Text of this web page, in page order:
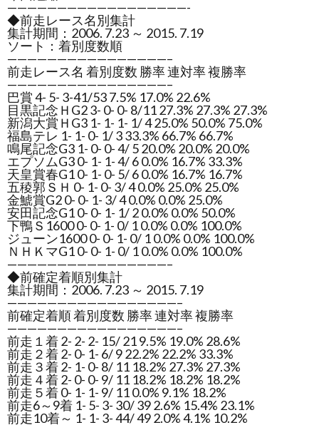
——————————————————-
◆前走レース名別集計
集計期間：2006. 7.23 ～ 2015. 7.19
ソート：着別度数順
————————————————–
前走レース名 着別度数 勝率 連対率 複勝率
————————————————–
巴賞 4- 5- 3-41/53 7.5% 17.0% 22.6%
目黒記念ＨG2 3- 0- 0- 8/11 27.3% 27.3% 27.3%
新潟大賞ＨG3 1- 1- 1- 1/ 4 25.0% 50.0% 75.0%
福島テレ 1- 1- 0- 1/ 3 33.3% 66.7% 66.7%
鳴尾記念G3 1- 0- 0- 4/ 5 20.0% 20.0% 20.0%
エプソムG3 0- 1- 1- 4/ 6 0.0% 16.7% 33.3%
天皇賞春G1 0- 1- 0- 5/ 6 0.0% 16.7% 16.7%
五稜郭ＳＨ 0- 1- 0- 3/ 4 0.0% 25.0% 25.0%
金鯱賞G2 0- 0- 1- 3/ 4 0.0% 0.0% 25.0%
安田記念G1 0- 0- 1- 1/ 2 0.0% 0.0% 50.0%
下鴨Ｓ1600 0- 0- 1- 0/ 1 0.0% 0.0% 100.0%
ジューン1600 0- 0- 1- 0/ 1 0.0% 0.0% 100.0%
ＮＨＫマG1 0- 0- 1- 0/ 1 0.0% 0.0% 100.0%
————————————————–
◆前確定着順別集計
集計期間：2006. 7.23 ～ 2015. 7.19
—————————————————–
前確定着順 着別度数 勝率 連対率 複勝率
—————————————————–
前走１着 2- 2- 2- 15/ 21 9.5% 19.0% 28.6%
前走２着 2- 0- 1- 6/ 9 22.2% 22.2% 33.3%
前走３着 2- 1- 0- 8/ 11 18.2% 27.3% 27.3%
前走４着 2- 0- 0- 9/ 11 18.2% 18.2% 18.2%
前走５着 0- 1- 1- 9/ 11 0.0% 9.1% 18.2%
前走6～9着 1- 5- 3- 30/ 39 2.6% 15.4% 23.1%
前走10着～ 1- 1- 3- 44/ 49 2.0% 4.1% 10.2%